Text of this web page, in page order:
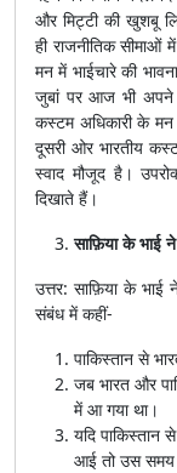
और मिट्टी की खुशबू
ही राजनीतिक सीमाओं
मन में भाईचारे की
जुबां पर आज भी अपने
कस्टम अधिकारी के मन
दूसरी ओर भारतीय
स्वाद मौजूद है।
दिखाते हैं।
साफ़िया के भाई
उत्तर: साफ़िया के
संबंध में कहीं-
पाकिस्तान से
जब भारत और
में आ गया था।
यदि पाकिस्तान
आई तो उस समय